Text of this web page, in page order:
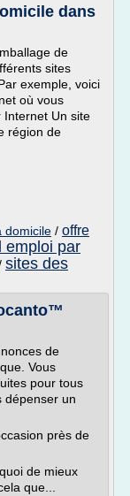
dans
de
sites
exemple, voici
où vous
Internet Un site
région de
domicile / offre
emploi par
sites des
de
Vous
pour tous
dépenser un
près de
de mieux
que...